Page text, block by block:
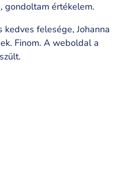
gondoltam értékelem.
kedves felesége, Johanna
Finom. A weboldal a